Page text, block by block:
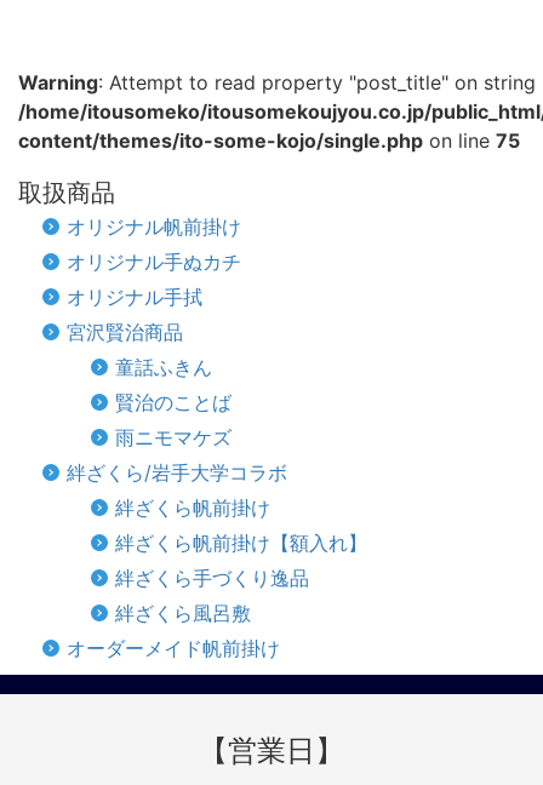
Warning: Attempt to read property "post_title" on string
/home/itousomeko/itousomekoujyou.co.jp/
content/themes/ito-some-kojo/single.php on line 75
取扱商品
オリジナル帆前掛け
オリジナル手ぬカチ
オリジナル手拭
宮沢賢治商品
童話ふきん
賢治のことば
雨ニモマケズ
絆ざくら/岩手大学コラボ
絆ざくら帆前掛け
絆ざくら帆前掛け【額入れ】
絆ざくら手づくり逸品
絆ざくら風呂敷
オーダーメイド帆前掛け
【営業日】